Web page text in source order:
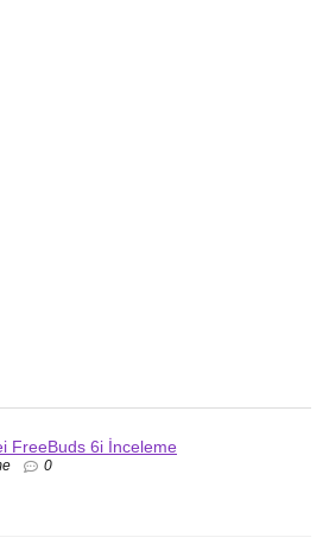
FreeBuds 6i İnceleme
0